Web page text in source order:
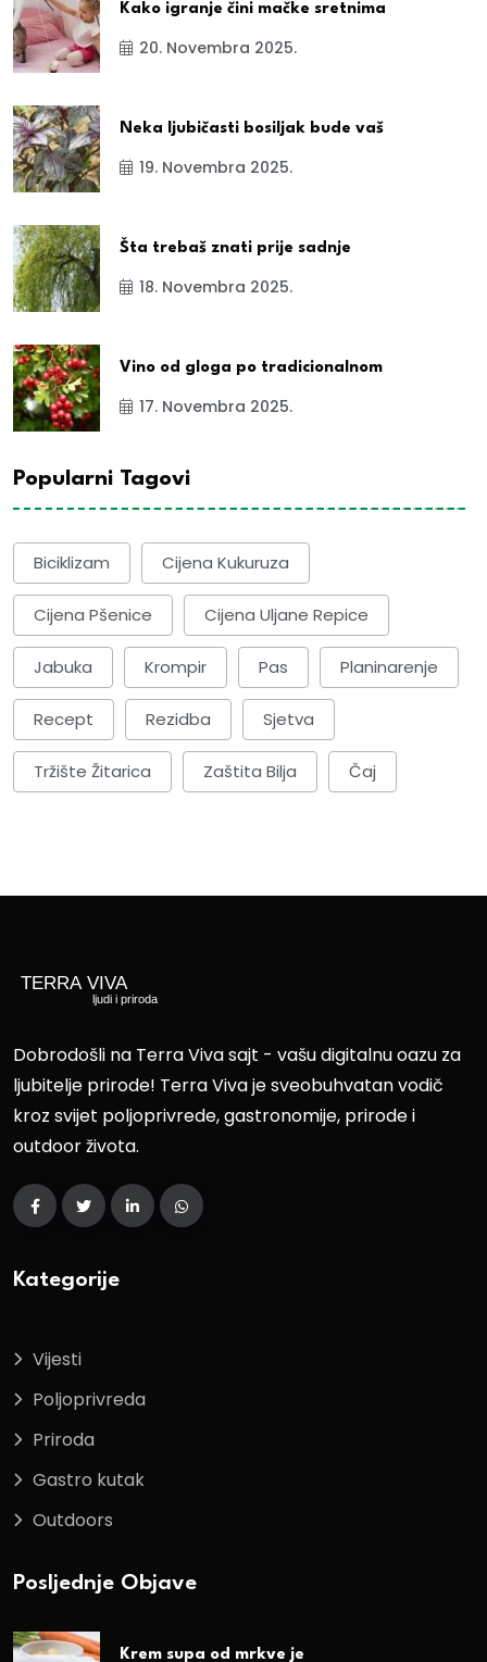
Kako igranje čini mačke sretnima
20. Novembra 2025.
Neka ljubičasti bosiljak bude vaš
19. Novembra 2025.
Šta trebaš znati prije sadnje
18. Novembra 2025.
Vino od gloga po tradicionalnom
17. Novembra 2025.
Popularni Tagovi
Biciklizam Cijena Kukuruza
Cijena Pšenice Cijena Uljane Repice
Jabuka Krompir Pas Planinarenje
Recept Rezidba Sjetva
Tržište Žitarica Zaštita Bilja Čaj
Dobrodošli na Terra Viva sajt - vašu digitalnu oazu za
ljubitelje prirode! Terra Viva je sveobuhvatan vodič
kroz svijet poljoprivrede, gastronomije, prirode i
outdoor života.
Kategorije
Vijesti
Poljoprivreda
Priroda
Gastro kutak
Outdoors
Posljednje Objave
Krem supa od mrkve je